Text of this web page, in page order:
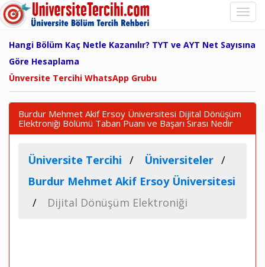
Hangi Bölüm Kaç Netle Kazanılır? TYT ve AYT Net Sayısına
Göre Hesaplama
Ünversite Tercihi WhatsApp Grubu
Burdur Mehmet Akif Ersoy Üniversitesi Dijital Dönüşüm
Elektroniği Bölümü Taban Puanı ve Başarı Sırası Nedir
Üniversite Tercihi
Üniversiteler
Burdur Mehmet Akif Ersoy Üniversitesi
Dijital Dönüşüm Elektroniği